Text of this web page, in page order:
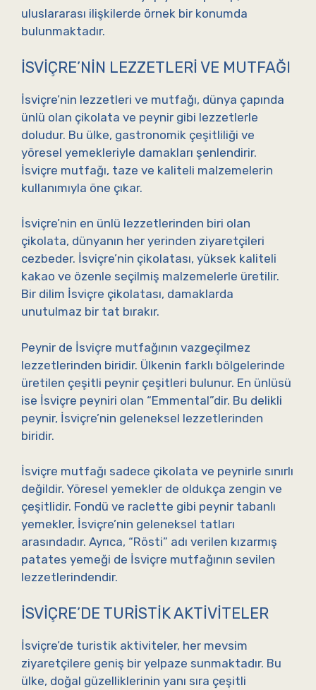
uluslararası ilişkilerde örnek bir konumda
bulunmaktadır.
İSVIÇRE’NIN LEZZETLERI VE MUTFAĞI
İsviçre’nin lezzetleri ve mutfağı, dünya çapında
ünlü olan çikolata ve peynir gibi lezzetlerle
doludur. Bu ülke, gastronomik çeşitliliği ve
yöresel yemekleriyle damakları şenlendirir.
İsviçre mutfağı, taze ve kaliteli malzemelerin
kullanımıyla öne çıkar.
İsviçre’nin en ünlü lezzetlerinden biri olan
çikolata, dünyanın her yerinden ziyaretçileri
cezbeder. İsviçre’nin çikolatası, yüksek kaliteli
kakao ve özenle seçilmiş malzemelerle üretilir.
Bir dilim İsviçre çikolatası, damaklarda
unutulmaz bir tat bırakır.
Peynir de İsviçre mutfağının vazgeçilmez
lezzetlerinden biridir. Ülkenin farklı bölgelerinde
üretilen çeşitli peynir çeşitleri bulunur. En ünlüsü
ise İsviçre peyniri olan “Emmental”dir. Bu delikli
peynir, İsviçre’nin geleneksel lezzetlerinden
biridir.
İsviçre mutfağı sadece çikolata ve peynirle sınırlı
değildir. Yöresel yemekler de oldukça zengin ve
çeşitlidir. Fondü ve raclette gibi peynir tabanlı
yemekler, İsviçre’nin geleneksel tatları
arasındadır. Ayrıca, “Rösti” adı verilen kızarmış
patates yemeği de İsviçre mutfağının sevilen
lezzetlerindendir.
İSVIÇRE’DE TURISTIK AKTIVITELER
İsviçre’de turistik aktiviteler, her mevsim
ziyaretçilere geniş bir yelpaze sunmaktadır. Bu
ülke, doğal güzelliklerinin yanı sıra çeşitli